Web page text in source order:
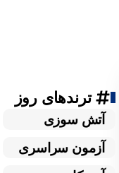
ترندهای روز
آتش سوزی
آزمون سراسری